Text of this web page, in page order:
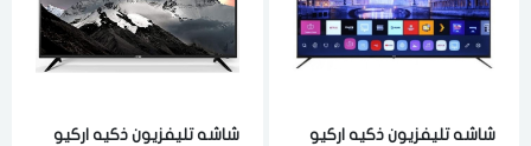
شاشه تليفزيون ذكيه اركيو
شاشه تليفزيون ذكيه اركيو